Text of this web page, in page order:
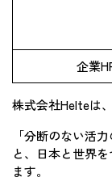
企業
株式会社Helteは
「分断のない活
と、日本と世界
ます。